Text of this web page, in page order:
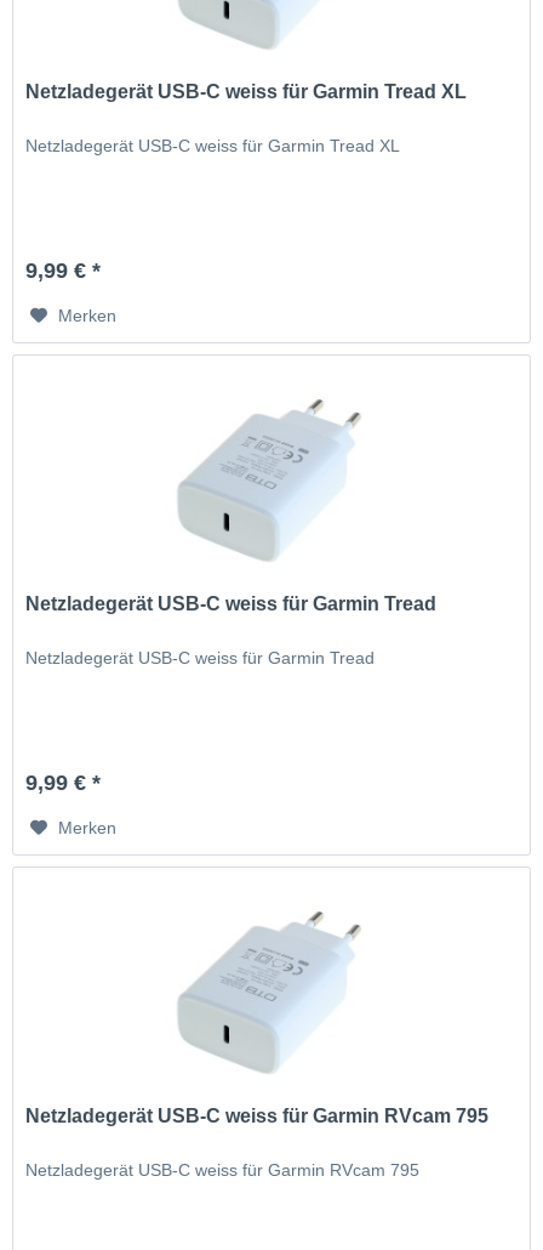
Netzladegerät USB-C weiss für Garmin Tread XL
Netzladegerät USB-C weiss für Garmin Tread XL
9,99 € *
Merken
Netzladegerät USB-C weiss für Garmin Tread
Netzladegerät USB-C weiss für Garmin Tread
9,99 € *
Merken
Netzladegerät USB-C weiss für Garmin RVcam 795
Netzladegerät USB-C weiss für Garmin RVcam 795